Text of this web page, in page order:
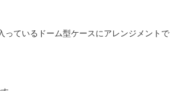
ているドーム型ケースにアレンジメントで